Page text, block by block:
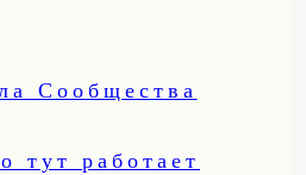
Сообщества
тут работает